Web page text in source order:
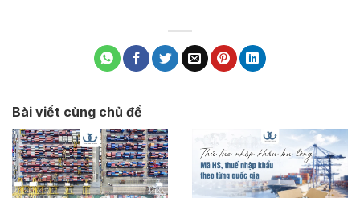
Bài viết cùng chủ đề